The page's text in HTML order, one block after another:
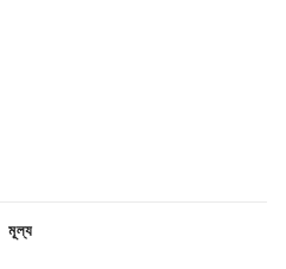
মূল্য